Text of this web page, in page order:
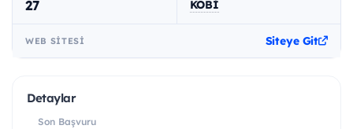
27 KOBİ
WEB SITESI Siteye Git
Detaylar
Son Başvuru